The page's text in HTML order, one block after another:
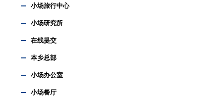
小场旅行中心
小场研究所
在线提交
本乡总部
小场办公室
小场餐厅